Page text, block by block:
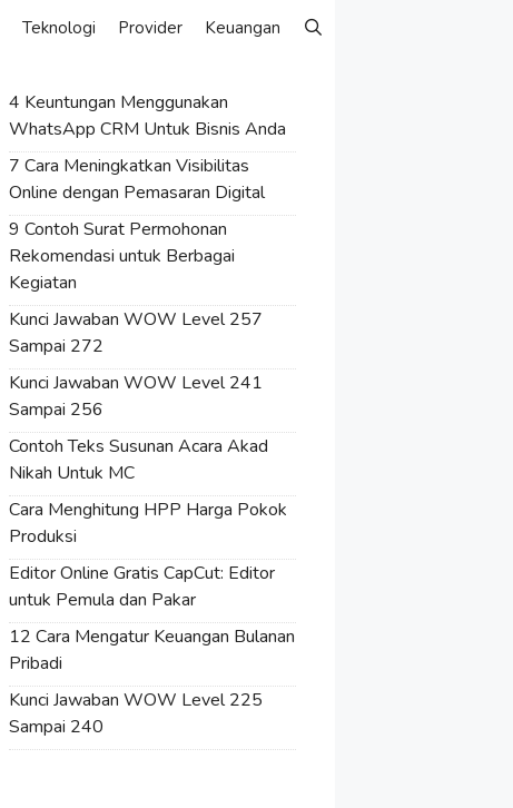
Teknologi Provider Keuangan
4 Keuntungan Menggunakan
WhatsApp CRM Untuk Bisnis Anda
7 Cara Meningkatkan Visibilitas
Online dengan Pemasaran Digital
9 Contoh Surat Permohonan
Rekomendasi untuk Berbagai
Kegiatan
Kunci Jawaban WOW Level 257
Sampai 272
Kunci Jawaban WOW Level 241
Sampai 256
Contoh Teks Susunan Acara Akad
Nikah Untuk MC
Cara Menghitung HPP Harga Pokok
Produksi
Editor Online Gratis CapCut: Editor
untuk Pemula dan Pakar
12 Cara Mengatur Keuangan Bulanan
Pribadi
Kunci Jawaban WOW Level 225
Sampai 240